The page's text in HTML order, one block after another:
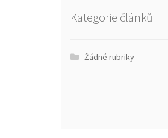
Kategorie článků
Žádné rubriky